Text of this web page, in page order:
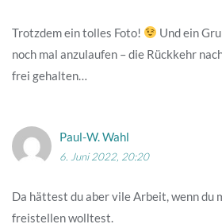
Trotzdem ein tolles Foto!
Und ein
noch mal anzulaufen – die Rückkehr
frei gehalten…
Paul-W. Wahl
6. Juni 2022, 20:20
Da hättest du aber vile Arbeit, wenn du
freistellen wolltest.